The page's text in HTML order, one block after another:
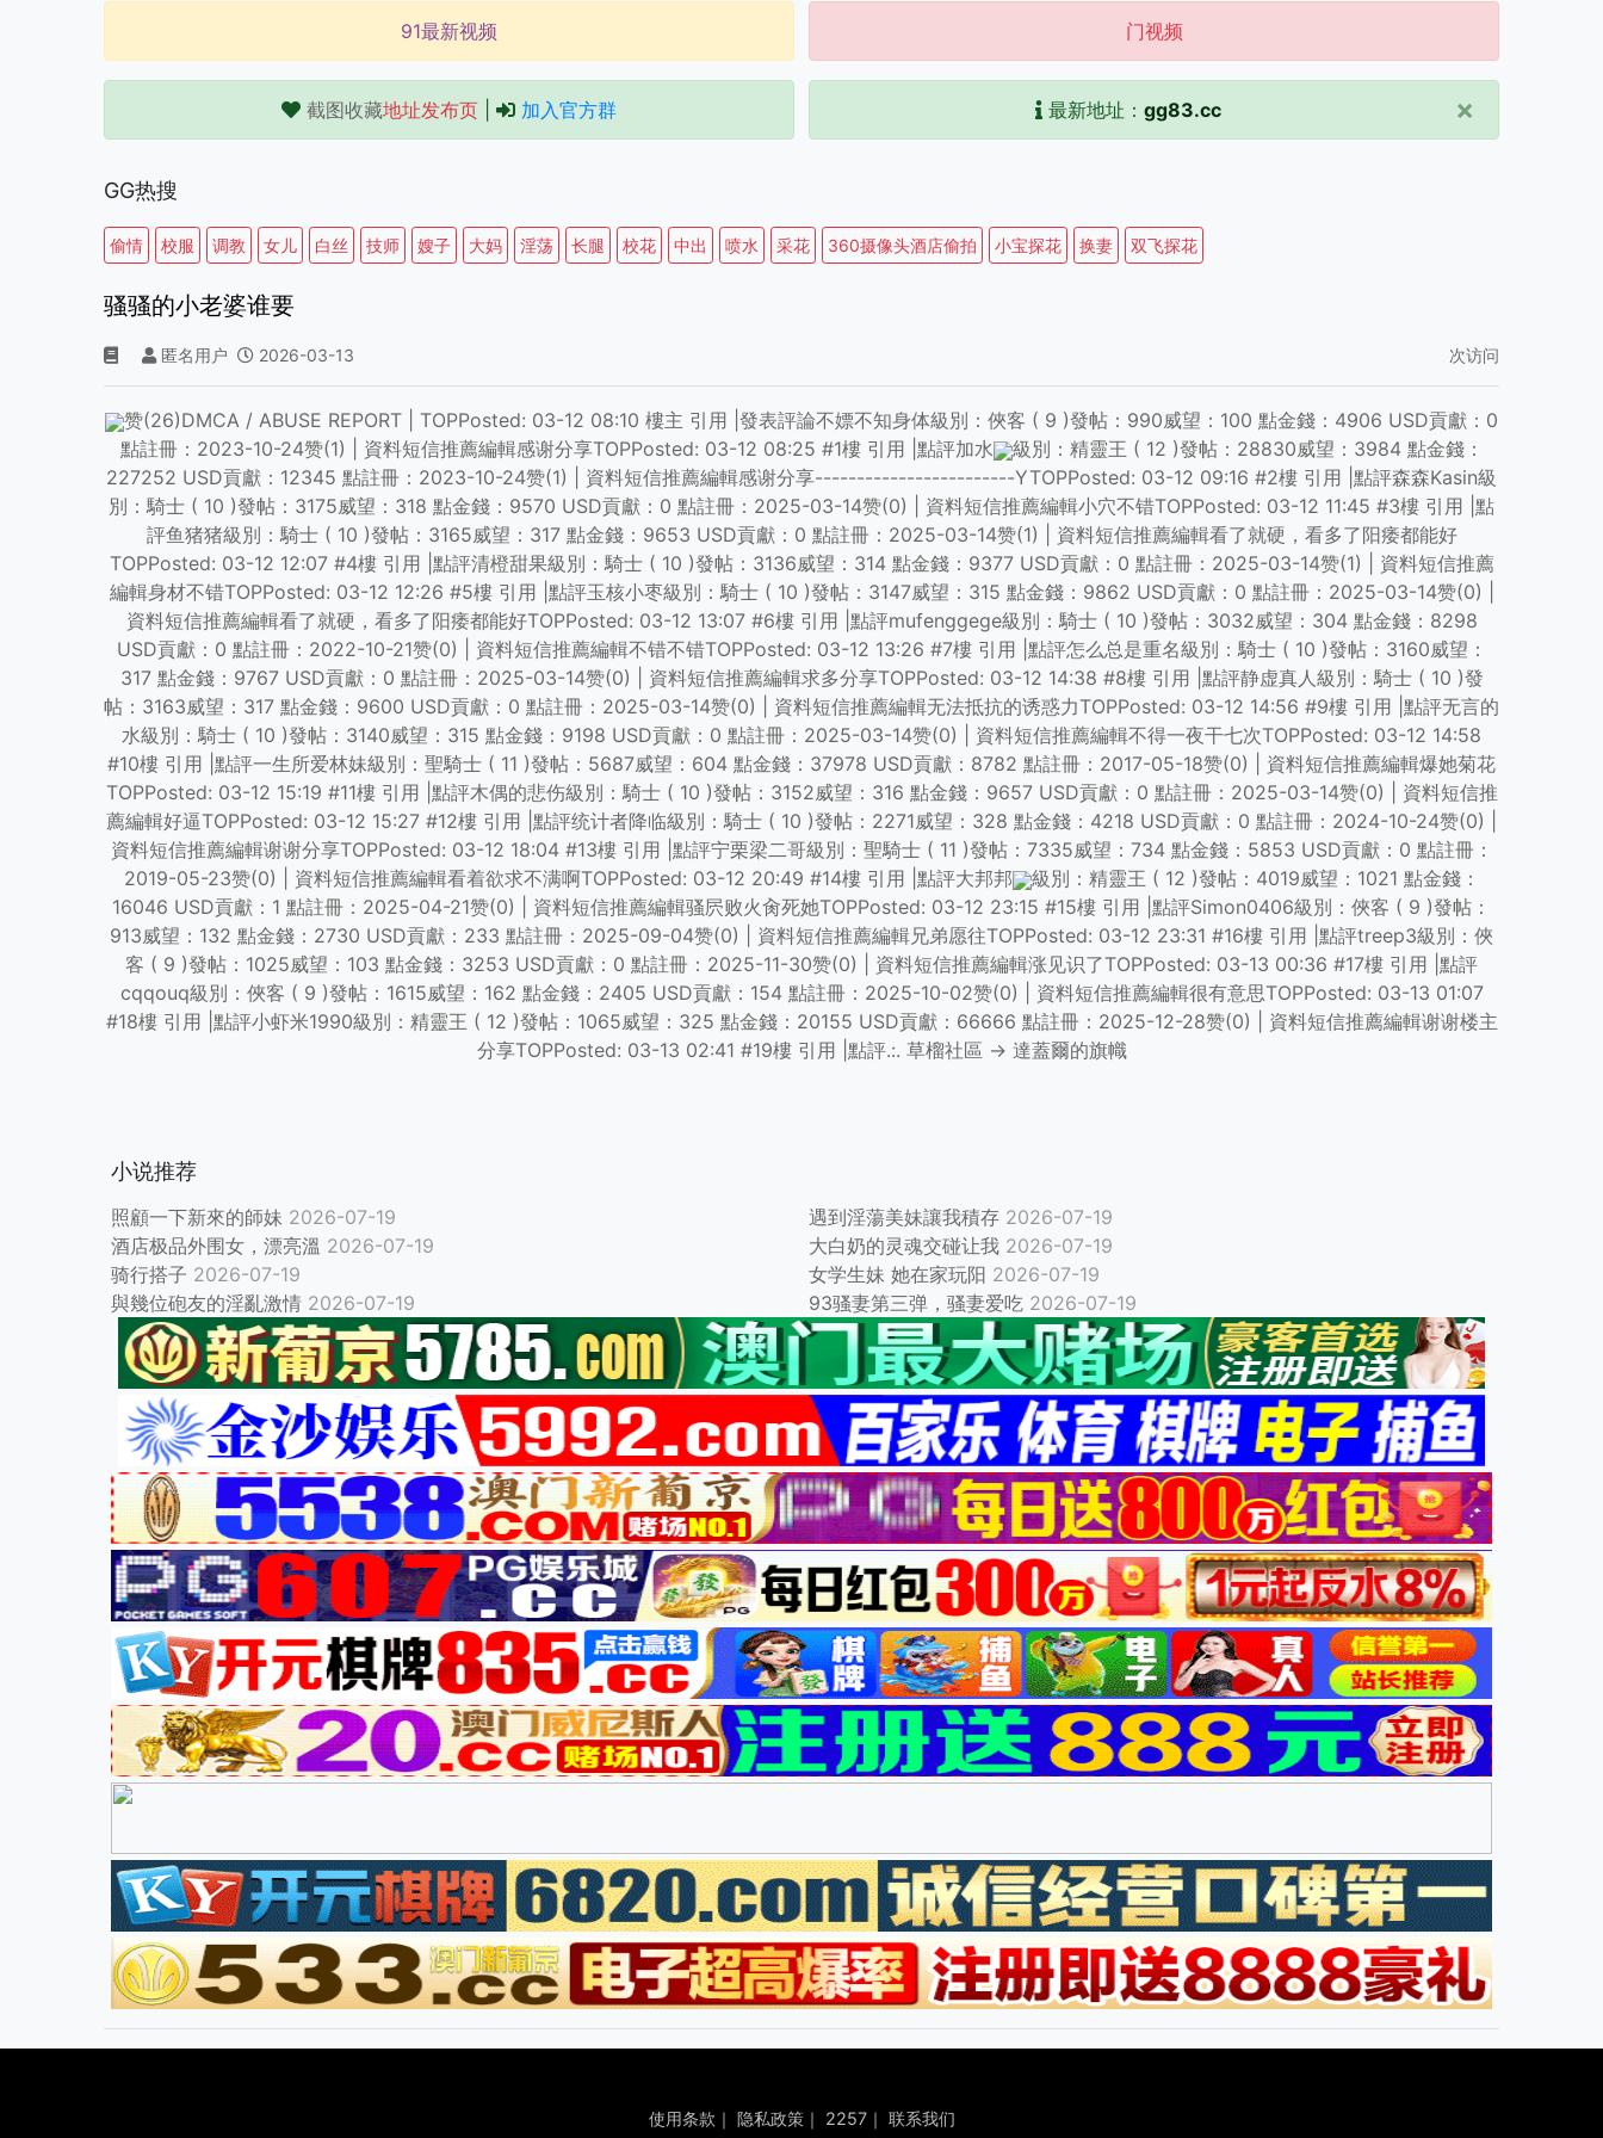
91最新视频 门视频
截图收藏地址发布页 加入官方群 最新地址： gg83.cc ×
GG热搜
偷情 校服 调教 女儿 白丝 技师 嫂子 大妈 淫荡 长腿 校花 中出 喷水 采花 360摄像头酒店偷拍 小宝探花 换妻 双飞探花
骚骚的小老婆谁要
匿名用户 2026-03-13 次访问
赞(26)DMCA / ABUSE REPORT | TOPPosted: 03-12 08:10 樓主 引用 |發表評論不嫖不知身体級別：俠客 ( 9 )發帖：990威望：100 點金錢：4906 USD貢獻：0
點註冊：2023-10-24赞(1) | 資料短信推薦編輯感谢分享TOPPosted: 03-12 08:25 #1樓 引用 |點評加水
級別：精靈王 ( 12 )發帖：28830威望：3984 點金錢：
227252 USD貢獻：12345 點註冊：2023-10-24赞(1) | 資料短信推薦編輯感谢分享------------------------YTOPPosted: 03-12 09:16 #2樓 引用 |點評森森Kasin級
別：騎士 ( 10 )發帖：3175威望：318 點金錢：9570 USD貢獻：0 點註冊：2025-03-14赞(0) | 資料短信推薦編輯小穴不错TOPPosted: 03-12 11:45 #3樓 引用 |點
評鱼猪猪級別：騎士 ( 10 )發帖：3165威望：317 點金錢：9653 USD貢獻：0 點註冊：2025-03-14赞(1) | 資料短信推薦編輯看了就硬，看多了阳痿都能好
TOPPosted: 03-12 12:07 #4樓 引用 |點評清橙甜果級別：騎士 ( 10 )發帖：3136威望：314 點金錢：9377 USD貢獻：0 點註冊：2025-03-14赞(1) | 資料短信推薦
編輯身材不错TOPPosted: 03-12 12:26 #5樓 引用 |點評玉核小枣級別：騎士 ( 10 )發帖：3147威望：315 點金錢：9862 USD貢獻：0 點註冊：2025-03-14赞(0) |
資料短信推薦編輯看了就硬，看多了阳痿都能好TOPPosted: 03-12 13:07 #6樓 引用 |點評mufenggege級別：騎士 ( 10 )發帖：3032威望：304 點金錢：8298
USD貢獻：0 點註冊：2022-10-21赞(0) | 資料短信推薦編輯不错不错TOPPosted: 03-12 13:26 #7樓 引用 |點評怎么总是重名級別：騎士 ( 10 )發帖：3160威望：
317 點金錢：9767 USD貢獻：0 點註冊：2025-03-14赞(0) | 資料短信推薦編輯求多分享TOPPosted: 03-12 14:38 #8樓 引用 |點評静虚真人級別：騎士 ( 10 )發
帖：3163威望：317 點金錢：9600 USD貢獻：0 點註冊：2025-03-14赞(0) | 資料短信推薦編輯无法抵抗的诱惑力TOPPosted: 03-12 14:56 #9樓 引用 |點評无言的
水級別：騎士 ( 10 )發帖：3140威望：315 點金錢：9198 USD貢獻：0 點註冊：2025-03-14赞(0) | 資料短信推薦編輯不得一夜干七次TOPPosted: 03-12 14:58
#10樓 引用 |點評一生所爱林妹級別：聖騎士 ( 11 )發帖：5687威望：604 點金錢：37978 USD貢獻：8782 點註冊：2017-05-18赞(0) | 資料短信推薦編輯爆她菊花
TOPPosted: 03-12 15:19 #11樓 引用 |點評木偶的悲伤級別：騎士 ( 10 )發帖：3152威望：316 點金錢：9657 USD貢獻：0 點註冊：2025-03-14赞(0) | 資料短信推
薦編輯好逼TOPPosted: 03-12 15:27 #12樓 引用 |點評统计者降临級別：騎士 ( 10 )發帖：2271威望：328 點金錢：4218 USD貢獻：0 點註冊：2024-10-24赞(0) |
資料短信推薦編輯谢谢分享TOPPosted: 03-12 18:04 #13樓 引用 |點評宁栗梁二哥級別：聖騎士 ( 11 )發帖：7335威望：734 點金錢：5853 USD貢獻：0 點註冊：
2019-05-23赞(0) | 資料短信推薦編輯看着欲求不满啊TOPPosted: 03-12 20:49 #14樓 引用 |點評大邦邦
級別：精靈王 ( 12 )發帖：4019威望：1021 點金錢：
16046 USD貢獻：1 點註冊：2025-04-21赞(0) | 資料短信推薦編輯骚屄败火肏死她TOPPosted: 03-12 23:15 #15樓 引用 |點評Simon0406級別：俠客 ( 9 )發帖：
913威望：132 點金錢：2730 USD貢獻：233 點註冊：2025-09-04赞(0) | 資料短信推薦編輯兄弟愿往TOPPosted: 03-12 23:31 #16樓 引用 |點評treep3級別：俠
客 ( 9 )發帖：1025威望：103 點金錢：3253 USD貢獻：0 點註冊：2025-11-30赞(0) | 資料短信推薦編輯涨见识了TOPPosted: 03-13 00:36 #17樓 引用 |點評
cqqouq級別：俠客 ( 9 )發帖：1615威望：162 點金錢：2405 USD貢獻：154 點註冊：2025-10-02赞(0) | 資料短信推薦編輯很有意思TOPPosted: 03-13 01:07
#18樓 引用 |點評小虾米1990級別：精靈王 ( 12 )發帖：1065威望：325 點金錢：20155 USD貢獻：66666 點註冊：2025-12-28赞(0) | 資料短信推薦編輯谢谢楼主
分享TOPPosted: 03-13 02:41 #19樓 引用 |點評.:. 草榴社區 -> 達蓋爾的旗幟
小说推荐
照顧一下新來的師妹 2026-07-19 遇到淫蕩美妹讓我積存 2026-07-19
酒店极品外围女，漂亮溫 2026-07-19 大白奶的灵魂交碰让我 2026-07-19
骑行搭子 2026-07-19 女学生妹 她在家玩阳 2026-07-19
與幾位砲友的淫亂激情 2026-07-19 93骚妻第三弹，骚妻爱吃 2026-07-19
使用条款 ｜ 隐私政策｜ 2257｜ 联系我们